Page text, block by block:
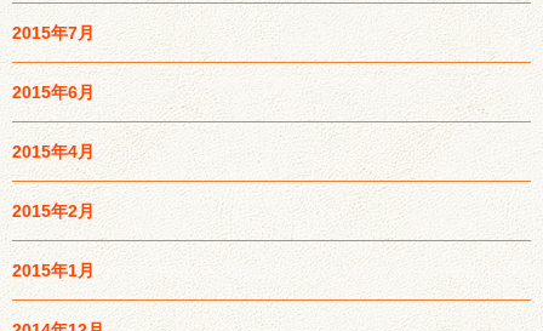
2015年7月
2015年6月
2015年4月
2015年2月
2015年1月